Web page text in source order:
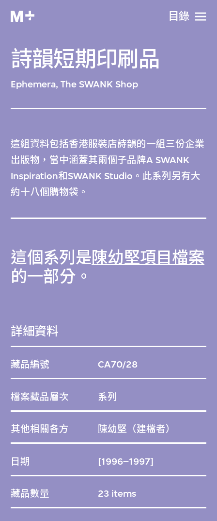
目​錄
詩韻短期印刷品
Ephemera, The SWANK Shop
這組資料包括香港服裝店詩韻的一組三份企業
出版物，當中涵蓋其兩個子品牌A SWANK
Inspiration和SWANK Studio。此系列另有大
約十八個購物袋。
這個系列是陳幼堅項目檔案
的一部分。
詳細資料
藏品編號 CA70/28
檔案藏品層次 系列
其他相關各方 陳幼堅 （建檔者）
日期 [1996–1997]
藏品數量 23 items